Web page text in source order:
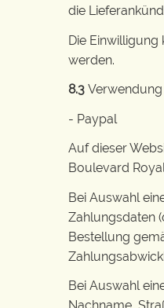
die
Die
werden.
8.3
- Paypal
Auf dieser
Boulevard
Bei Auswahl
Zahlungsdaten
Bestellung
Bei Auswahl